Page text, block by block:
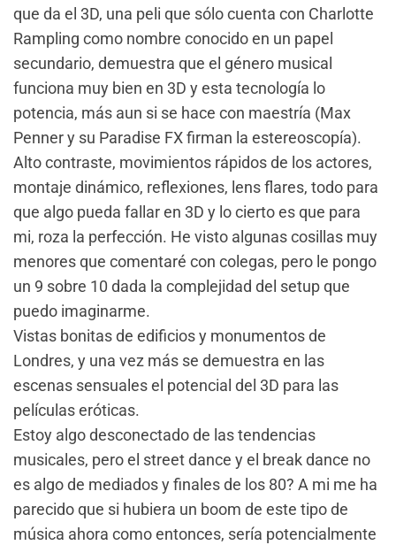
que da el 3D, una peli que sólo cuenta con Charlotte
Rampling como nombre conocido en un papel
secundario, demuestra que el género musical
funciona muy bien en 3D y esta tecnología lo
potencia, más aun si se hace con maestría (Max
Penner y su Paradise FX firman la estereoscopía).
Alto contraste, movimientos rápidos de los actores,
montaje dinámico, reflexiones, lens flares, todo para
que algo pueda fallar en 3D y lo cierto es que para
mi, roza la perfección. He visto algunas cosillas muy
menores que comentaré con colegas, pero le pongo
un 9 sobre 10 dada la complejidad del setup que
puedo imaginarme.
Vistas bonitas de edificios y monumentos de
Londres, y una vez más se demuestra en las
escenas sensuales el potencial del 3D para las
películas eróticas.
Estoy algo desconectado de las tendencias
musicales, pero el street dance y el break dance no
es algo de mediados y finales de los 80? A mi me ha
parecido que si hubiera un boom de este tipo de
música ahora como entonces, sería potencialmente